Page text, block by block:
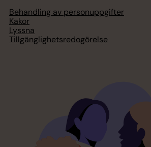
Behandling av personuppgifter
Kakor
Lyssna
Tillgänglighetsredogörelse